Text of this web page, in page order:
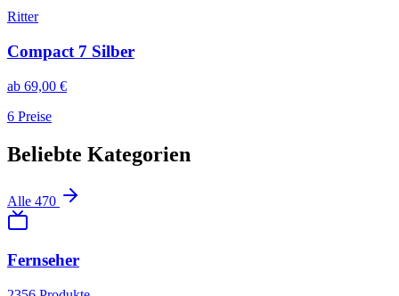
Ritter
Compact 7 Silber
ab 69,00 €
6 Preise
Beliebte Kategorien
Alle 470
Fernseher